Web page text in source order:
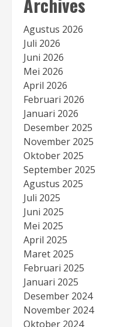
Agustus 2026
Juli 2026
Juni 2026
Mei 2026
April 2026
Februari 2026
Januari 2026
Desember 2025
November 2025
Oktober 2025
September 2025
Agustus 2025
Juli 2025
Juni 2025
Mei 2025
April 2025
Maret 2025
Februari 2025
Januari 2025
Desember 2024
November 2024
Oktober 2024